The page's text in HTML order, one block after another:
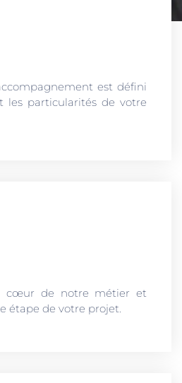
est défini
les particularités de votre
cœur de notre métier et
étape de votre projet.